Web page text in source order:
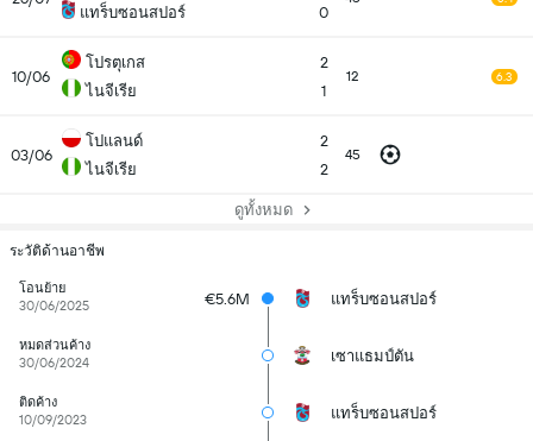
แทร็บซอนสปอร์
0
10/06
โปรตุเกส
ไนจีเรีย
2
1
12 6.3
03/06
โปแลนด์
ไนจีเรีย
2
2
45
ดูทั้งหมด
ระวัติด้านอาชีพ
โอนย้าย
30/06/2025
€5.6M แทร็บซอนสปอร์
หมดส่วนค้าง
30/06/2024
เซาแธมป์ตัน
ติดค้าง
10/09/2023
แทร็บซอนสปอร์